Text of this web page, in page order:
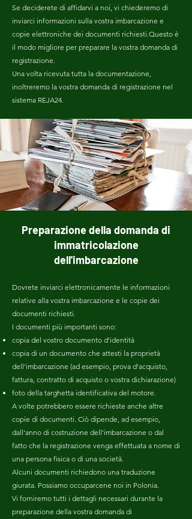
Se deciderete di affidarvi a noi, vi chiederemo di
inviarci informazioni sulla vostra imbarcazione e
copie elettroniche dei documenti richiesti.Questo è
il modo migliore per preparare la vostra domanda di
registrazione.
Una volta ricevuta tutta la documentazione,
inoltreremo la vostra domanda di registrazione nel
sistema REJA24.
Preparazione della domanda di
immatricolazione
dell'imbarcazione
Dovrete inviarci elettronicamente le informazioni
relative alla vostra imbarcazione e le copie dei
documenti richiesti.
I documenti più importanti sono:
copia del vostro documento d'identità
copia di un documento che attesti la proprietà
dell'imbarcazione (ad esempio, prova d'acquisto,
fattura, contratto di acquisto o vostra dichiarazione)
foto della targhetta identificativa del motore.
A volte potrebbero essere richieste anche altre
copie di documenti. Ciò dipende, ad esempio,
dall'anno di costruzione dell'imbarcazione o dal
fatto che la registrazione venga effettuata a nome di
una persona fisica o di una società.
Alcuni documenti richiedono una traduzione
giurata. Possiamo occuparcene noi in Polonia.
Vi forniremo tutti i dettagli necessari durante la
preparazione della vostra domanda di